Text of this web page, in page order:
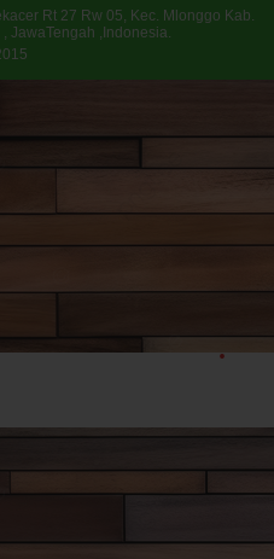
Rt 27 Rw 05, Kec. Mlonggo Kab.
JawaTengah ,Indonesia.